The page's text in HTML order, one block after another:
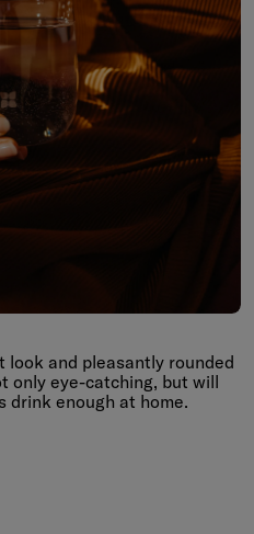
and pleasantly rounded
only eye-catching, but will
drink enough at home.